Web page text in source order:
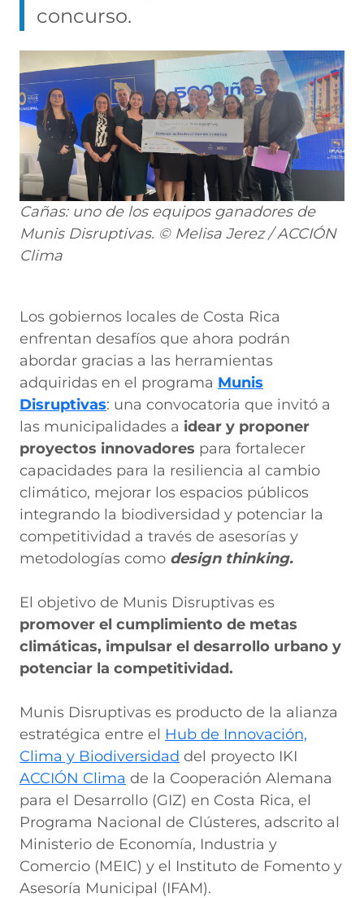
concurso.
Cañas: uno de los equipos ganadores de
Munis Disruptivas. © Melisa Jerez / ACCIÓN
Clima
Los gobiernos locales de Costa Rica
enfrentan desafíos que ahora podrán
abordar gracias a las herramientas
adquiridas en el programa Munis
Disruptivas: una convocatoria que invitó a
las municipalidades a idear y proponer
proyectos innovadores para fortalecer
capacidades para la resiliencia al cambio
climático, mejorar los espacios públicos
integrando la biodiversidad y potenciar la
competitividad a través de asesorías y
metodologías como design thinking.
El objetivo de Munis Disruptivas es
promover el cumplimiento de metas
climáticas, impulsar el desarrollo urbano y
potenciar la competitividad.
Munis Disruptivas es producto de la alianza
estratégica entre el Hub de Innovación,
Clima y Biodiversidad del proyecto IKI
ACCIÓN Clima de la Cooperación Alemana
para el Desarrollo (GIZ) en Costa Rica, el
Programa Nacional de Clústeres, adscrito al
Ministerio de Economía, Industria y
Comercio (MEIC) y el Instituto de Fomento y
Asesoría Municipal (IFAM).